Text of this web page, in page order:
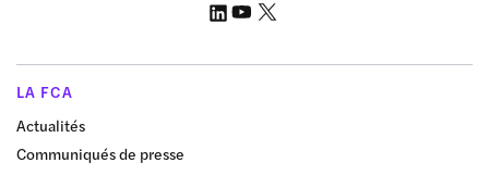
LA FCA
Actualités
Communiqués de presse